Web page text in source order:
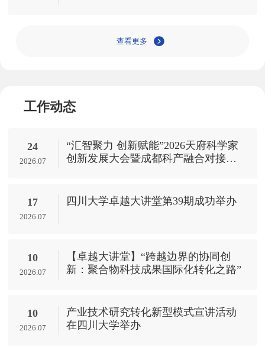
查看更多
工作动态
24
2026.07
“汇智聚力 创新赋能”2026天府科学家
创新发展大会暨成都科产融合对接活
17
2026.07
四川大学卓越大讲堂第39期成功举办
10
2026.07
【卓越大讲堂】“跨越边界的协同创
新：聚合物科技成果国际化转化之路”
10
2026.07
产业技术研究转化新型模式宣讲活动
在四川大学举办